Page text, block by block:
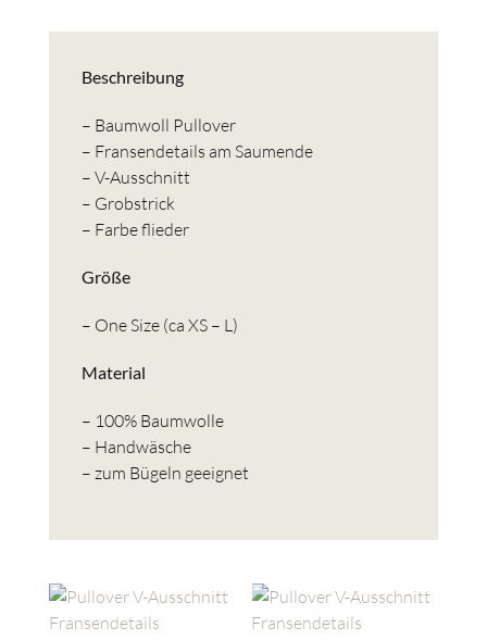
Beschreibung
– Baumwoll Pullover
– Fransendetails am Saumende
– V-Ausschnitt
– Grobstrick
– Farbe flieder
Größe
– One Size (ca XS – L)
Material
– 100% Baumwolle
– Handwäsche
– zum Bügeln geeignet